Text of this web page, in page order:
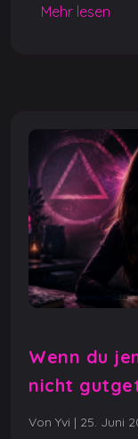
Mehr lesen
Wenn du
nicht
Von Yvi | 25. Juni